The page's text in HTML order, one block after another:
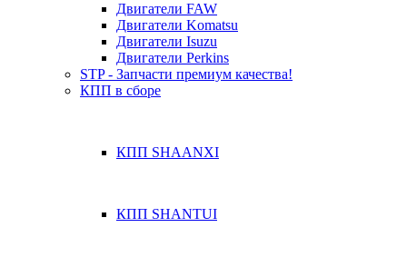
Двигатели FAW
Двигатели Komatsu
Двигатели Isuzu
Двигатели Perkins
STP - Запчасти премиум качества!
КПП в сборе
КПП SHAANXI
КПП SHANTUI